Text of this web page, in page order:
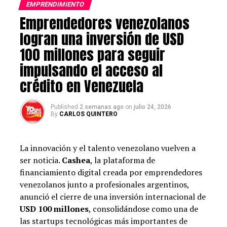
Para ayudar a los nuevos emprendedores a aumentar sus
posibilidades de progreso a largo plazo, Wallet Hub
comparó 100 ciudades del país en 19 indicadores clave
de viabilidad para que un negocio sea rentable, los
cuales abarcaron desde la tasa de supervivencia
empresarial a cinco años hasta los costos laborales y la
asequibilidad del espacio de oficina.
Debido a que hay ciudades que ofrecen más facilidades
disponibilidad de capital humano, promedio semana de
trabajo, espacios de oficina y promedio Crecimiento en
el número de pequeñas empresas.
Orlando encabeza la lista
EMPRENDIMIENTO
Emprendedores venezolanos
logran una inversión de USD
100 millones para seguir
impulsando el acceso al
crédito en Venezuela
Published 2 semanas ago on julio 24, 2026
By CARLOS QUINTERO
La innovación y el talento venezolano vuelven a
ser noticia. Cashea, la plataforma de
financiamiento digital creada por emprendedores
venezolanos junto a profesionales argentinos,
anunció el cierre de una inversión internacional de
USD 100 millones, consolidándose como una de
las startups tecnológicas más importantes de